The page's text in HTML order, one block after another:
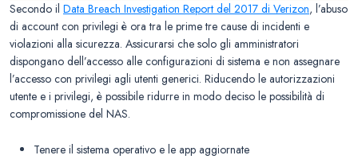
Secondo il Data Breach Investigation Report del 2017 di Verizon, l’abuso
di account con privilegi è ora tra le prime tre cause di incidenti e
violazioni alla sicurezza. Assicurarsi che solo gli amministratori
dispongano dell’accesso alle configurazioni di sistema e non assegnare
l’accesso con privilegi agli utenti generici. Riducendo le autorizzazioni
utente e i privilegi, è possibile ridurre in modo deciso le possibilità di
compromissione del NAS.
Tenere il sistema operativo e le app aggiornate